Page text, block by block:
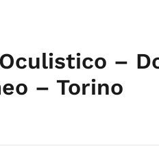
–
– Torino